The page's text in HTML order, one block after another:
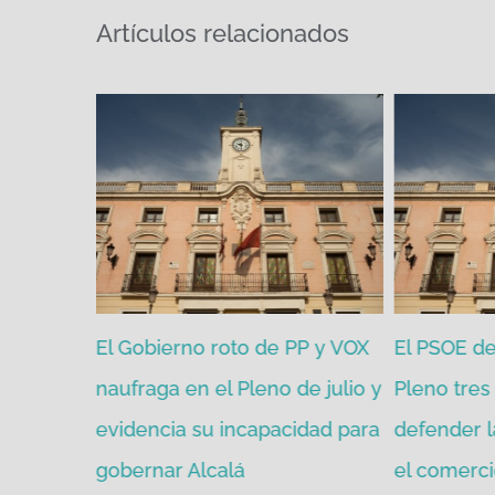
Artículos relacionados
El Gobierno roto de PP y VOX
naufraga en el Pleno de julio y
evidencia su incapacidad para
gobernar Alcalá
El PSOE
Pleno tres
defender
el